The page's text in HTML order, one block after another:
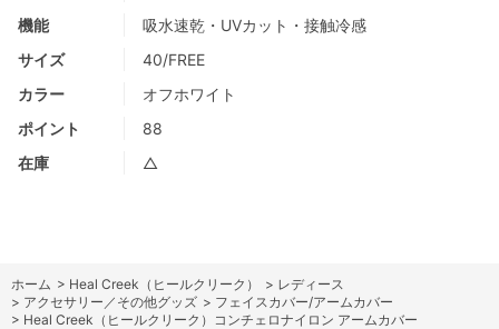
機能
吸水速乾・UVカット・接触冷感
サイズ
40/FREE
カラー
オフホワイト
ポイント
88
在庫
△
ホーム > Heal Creek（ヒールクリーク） > レディース
> アクセサリー／その他グッズ > フェイスカバー/アームカバー
> Heal Creek（ヒールクリーク）コンチェロナイロン アームカバー